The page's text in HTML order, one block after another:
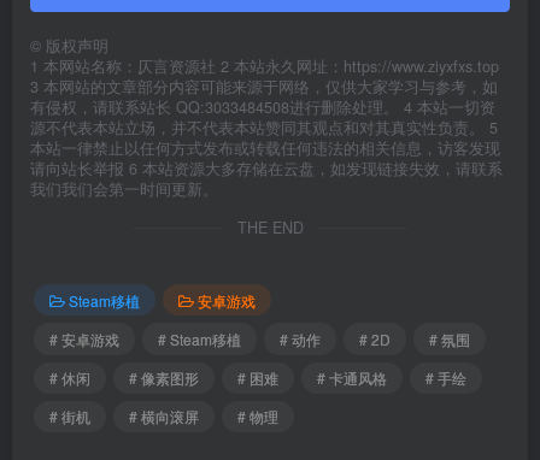
© 版权声明
1 本网站名称：仄言资源社 2 本站永久网址：https://www.ziyxfxs.top
3 本网站的文章部分内容可能来源于网络，仅供大家学习与参考，如
有侵权，请联系站长 QQ:3033484508进行删除处理。 4 本站一切资
源不代表本站立场，并不代表本站赞同其观点和对其真实性负责。 5
本站一律禁止以任何方式发布或转载任何违法的相关信息，访客发现
请向站长举报 6 本站资源大多存储在云盘，如发现链接失效，请联系
我们我们会第一时间更新。
THE END
Steam移植
安卓游戏
# 安卓游戏
# Steam移植 # 动作 # 2D
# 氛围
# 休闲
# 像素图形 # 困难 # 卡通风格
# 手绘
# 街机
# 横向滚屏 # 物理